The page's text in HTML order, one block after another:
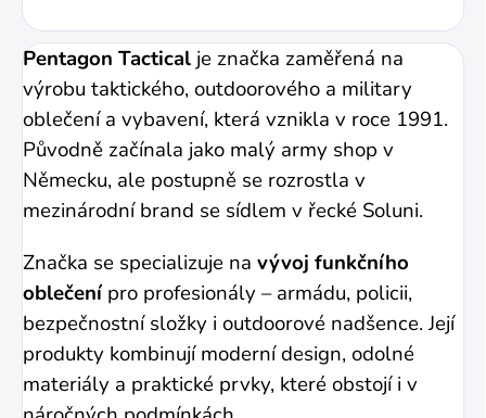
Pentagon Tactical je značka zaměřená na
výrobu taktického, outdoorového a military
oblečení a vybavení, která vznikla v roce 1991.
Původně začínala jako malý army shop v
Německu, ale postupně se rozrostla v
mezinárodní brand se sídlem v řecké Soluni.
Značka se specializuje na vývoj funkčního
oblečenípro profesionály – armádu, policii,
bezpečnostní složky i outdoorové nadšence. Její
produkty kombinují moderní design, odolné
materiály a praktické prvky, které obstojí i v